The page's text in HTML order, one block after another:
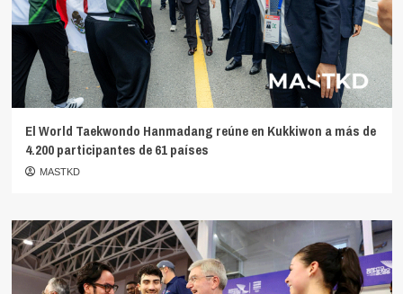
El World Taekwondo Hanmadang reúne en Kukkiwon a más de
4.200 participantes de 61 países
MASTKD